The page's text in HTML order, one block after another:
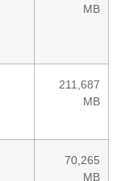
MB
211,687
MB
70,265
MB